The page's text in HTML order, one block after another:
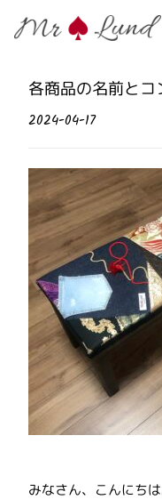
各商品の名前と
2024-04-17
みなさん、こんにちは